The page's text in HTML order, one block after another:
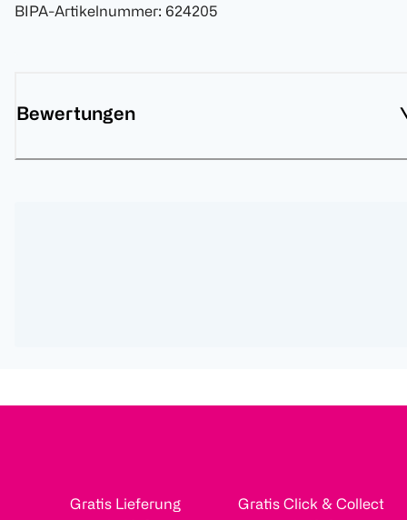
BIPA-Artikelnummer: 624205
Bewertungen
Gratis Lieferung
Gratis Click & Collect